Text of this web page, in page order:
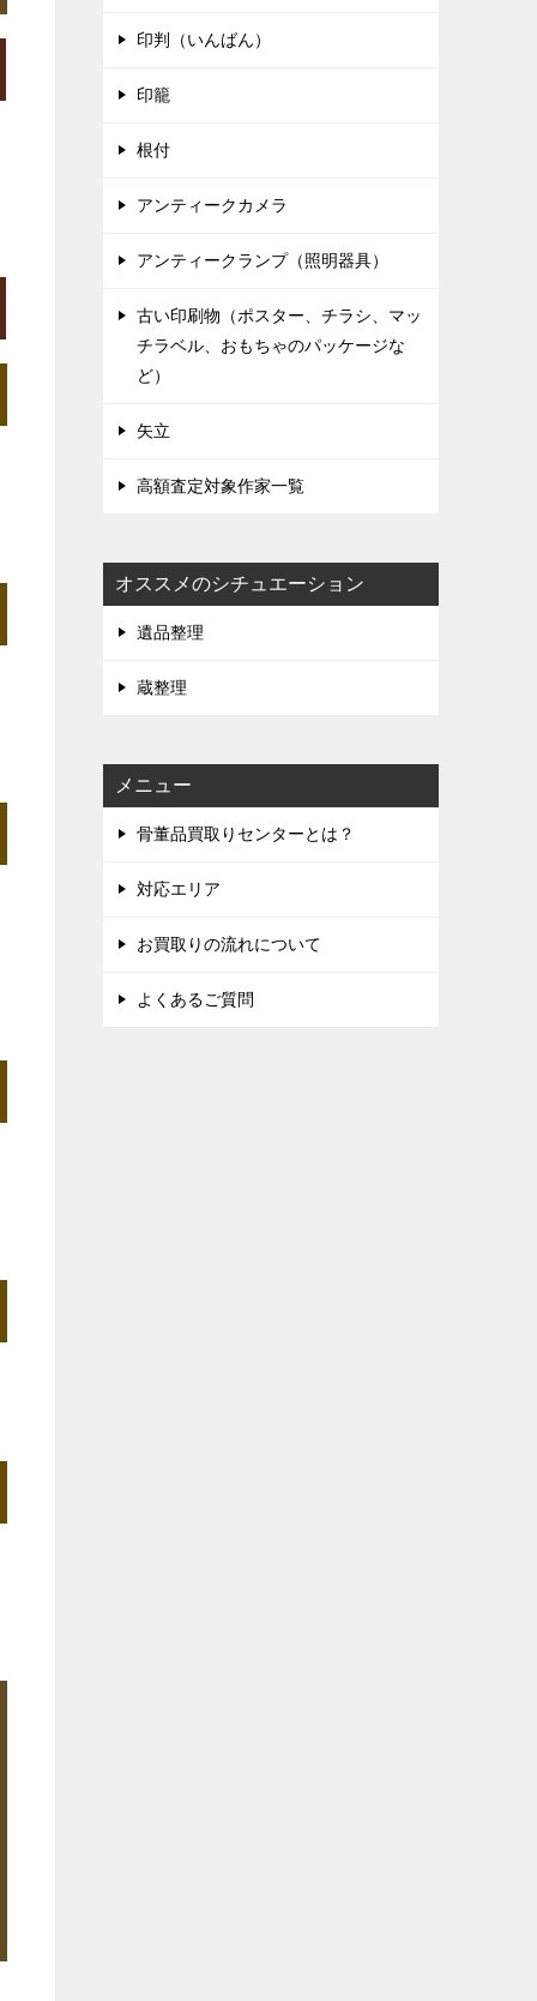
印判（いんばん）
印籠
根付
アンティークカメラ
アンティークランプ（照明器具）
古い印刷物（ポスター、チラシ、マッ
チラベル、おもちゃのパッケージな
ど）
矢立
高額査定対象作家一覧
オススメのシチュエーション
遺品整理
蔵整理
メニュー
骨董品買取りセンターとは？
対応エリア
お買取りの流れについて
よくあるご質問